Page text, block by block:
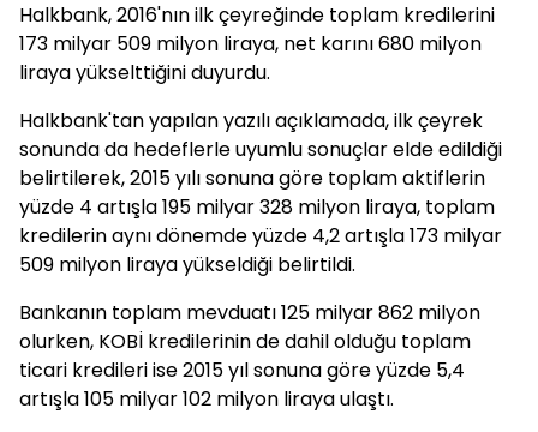
Halkbank, 2016'nın ilk çeyreğinde toplam kredilerini
173 milyar 509 milyon liraya, net karını 680 milyon
liraya yükselttiğini duyurdu.
Halkbank'tan yapılan yazılı açıklamada, ilk çeyrek
sonunda da hedeflerle uyumlu sonuçlar elde edildiği
belirtilerek, 2015 yılı sonuna göre toplam aktiflerin
yüzde 4 artışla 195 milyar 328 milyon liraya, toplam
kredilerin aynı dönemde yüzde 4,2 artışla 173 milyar
509 milyon liraya yükseldiği belirtildi.
Bankanın toplam mevduatı 125 milyar 862 milyon
olurken, KOBİ kredilerinin de dahil olduğu toplam
ticari kredileri ise 2015 yıl sonuna göre yüzde 5,4
artışla 105 milyar 102 milyon liraya ulaştı.